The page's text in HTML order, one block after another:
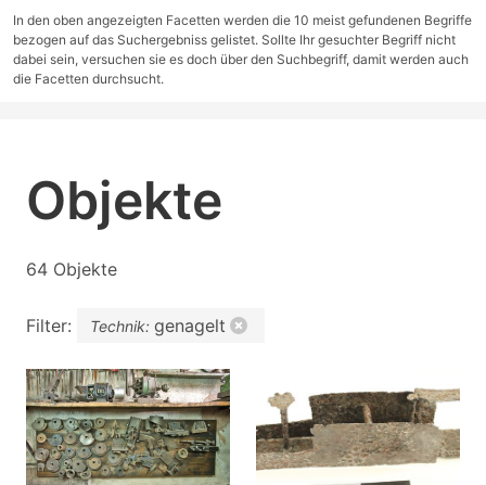
In den oben angezeigten Facetten werden die 10 meist gefundenen Begriffe
bezogen auf das Suchergebniss gelistet. Sollte Ihr gesuchter Begriff nicht
dabei sein, versuchen sie es doch über den Suchbegriff, damit werden auch
die Facetten durchsucht.
Objekte
64 Objekte
Filter: Technik: genagelt